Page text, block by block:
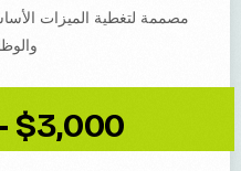
مصممة لتغطية الميزات
$3,000 - $7,000